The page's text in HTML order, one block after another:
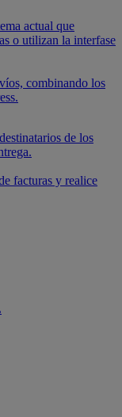
actual que
o utilizan la interfase
combinando los
de los
facturas y realice